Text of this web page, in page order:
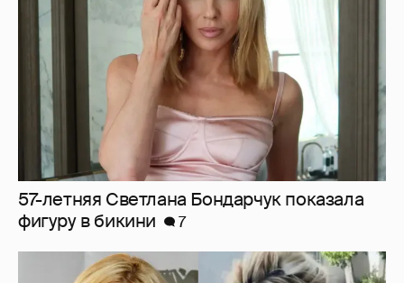
57-летняя Светлана Бондарчук показала
фигуру в бикини
7